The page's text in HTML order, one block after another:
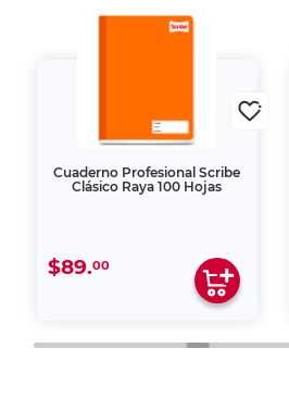
Cuaderno Profesional Scribe
Clásico Raya 100 Hojas
$89.00